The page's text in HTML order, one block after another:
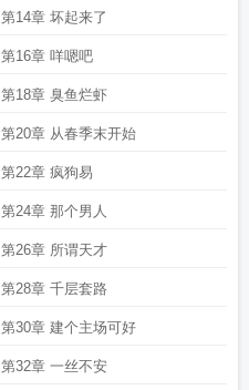
第14章 坏起来了
第16章 咩嗯吧
第18章 臭鱼烂虾
第20章 从春季末开始
第22章 疯狗易
第24章 那个男人
第26章 所谓天才
第28章 千层套路
第30章 建个主场可好
第32章 一丝不安